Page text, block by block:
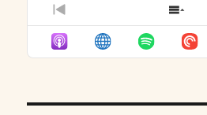
PREVIOUS
EPISODE
LIST